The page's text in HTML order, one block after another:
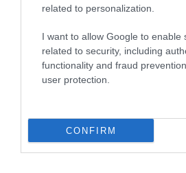
related to personalization.
I want to allow Google to enable
related to security, including
functionality and fraud
user protection.
CONFIRM